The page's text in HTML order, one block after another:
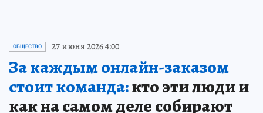
ОБЩЕСТВО 27 июня 2026 4:00
За каждым онлайн-заказом
стоит команда:кто эти люди и
как на самом деле собирают